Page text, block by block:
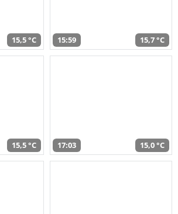
15,5 °C 15:59 15,7 °C
15,5 °C 17:03 15,0 °C